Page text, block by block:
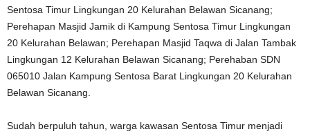
Sentosa Timur Lingkungan 20 Kelurahan Belawan Sicanang;
Perehapan Masjid Jamik di Kampung Sentosa Timur Lingkungan
20 Kelurahan Belawan; Perehapan Masjid Taqwa di Jalan Tambak
Lingkungan 12 Kelurahan Belawan Sicanang; Perehaban SDN
065010 Jalan Kampung Sentosa Barat Lingkungan 20 Kelurahan
Belawan Sicanang.
Sudah berpuluh tahun, warga kawasan Sentosa Timur menjadi